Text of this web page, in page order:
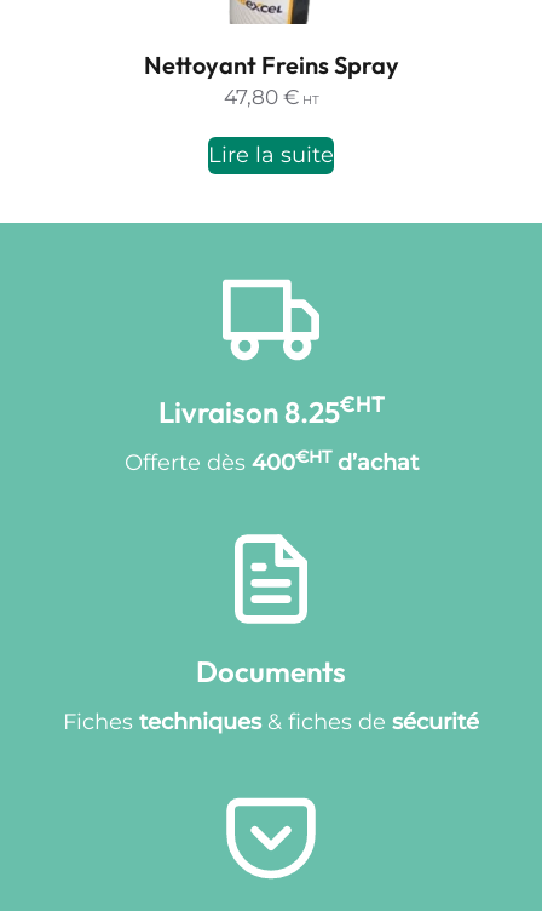
Nettoyant Freins Spray
47,80 € HT
Lire la suite
Livraison 8.25€HT
Offerte dès 400€HT d’achat
Documents
Fiches techniques& fiches de sécurité